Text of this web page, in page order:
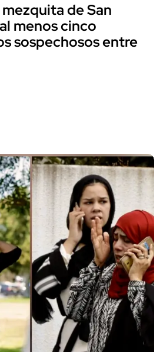
de San
menos cinco
sospechosos entre